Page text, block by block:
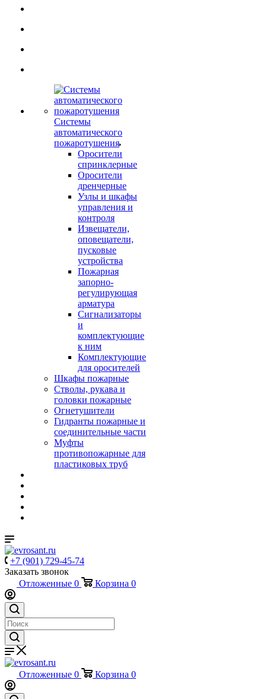
Системы
автоматического
пожаротушения
Оросители
спринклерные
Оросители
дренчерные
Узлы и шкафы
управления и
контроля
Извещатели,
оповещатели,
пусковые
устройства
Пожарная
запорно-
регулирующая
арматура
Сигнализаторы
и
комплектующие
к ним
Комплектующие
для оросителей
Шкафы пожарные
Стволы, рукава и
головки пожарные
Огнетушители
Гидранты пожарные и
соединительные части
Муфты
противопожарные для
пластиковых труб
+7 (901) 729-45-74
Заказать звонок
Отложенные 0 Корзина 0
Отложенные 0 Корзина 0